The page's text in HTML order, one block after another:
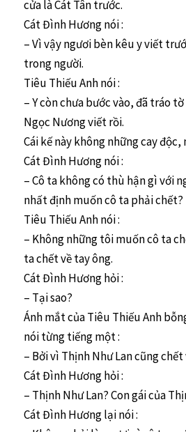
cửa là Cát Tân trước.
Cát Đình Hương nói :
– Vì vậy ngươi bèn kêu y viết
trong người.
Tiêu Thiếu Anh nói :
– Y còn chưa bước vào, đã tráo
Ngọc Nương viết rồi.
Cái kế này không những cay
Cát Đình Hương nói :
– Cô ta không có thù hận gì với
nhất định muốn cô ta phải chết?
Tiêu Thiếu Anh nói :
– Không những tôi muốn cô ta
ta chết về tay ông.
Cát Đình Hương hỏi :
– Tại sao?
Ánh mắt của Tiêu Thiếu Anh
nói từng tiếng một :
– Bởi vì Thịnh Như Lan cũng chết
Cát Đình Hương hỏi :
– Thịnh Như Lan? Con gái của
Cát Đình Hương lại nói :